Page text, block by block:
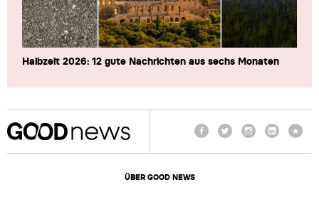
Halbzeit 2026: 12 gute Nachrichten aus sechs Monaten
ÜBER GOOD NEWS